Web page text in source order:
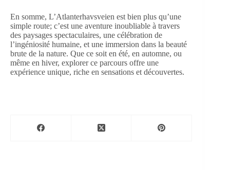
En somme, L’Atlanterhavsveien est bien plus qu’une
simple route; c’est une aventure inoubliable à travers
des paysages spectaculaires, une célébration de
l’ingéniosité humaine, et une immersion dans la beauté
brute de la nature. Que ce soit en été, en automne, ou
même en hiver, explorer ce parcours offre une
expérience unique, riche en sensations et découvertes.